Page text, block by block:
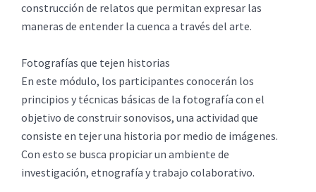
construcción de relatos que permitan expresar las
maneras de entender la cuenca a través del arte.
Fotografías que tejen historias
En este módulo, los participantes conocerán los
principios y técnicas básicas de la fotografía con el
objetivo de construir sonovisos, una actividad que
consiste en tejer una historia por medio de imágenes.
Con esto se busca propiciar un ambiente de
investigación, etnografía y trabajo colaborativo.